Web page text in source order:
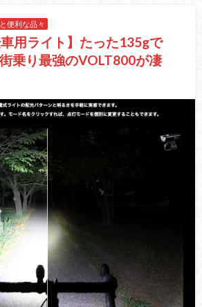
便利な品々
車用ライト】たった135gで
街乗り最強のVOLT800が凄